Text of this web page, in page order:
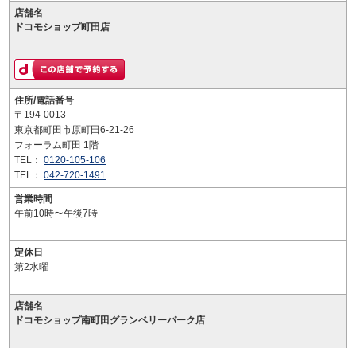
店舗名
ドコモショップ町田店
住所/電話番号
〒194-0013
東京都町田市原町田6-21-26
フォーラム町田 1階
TEL： 0120-105-106
TEL： 042-720-1491
営業時間
午前10時〜午後7時
定休日
第2水曜
店舗名
ドコモショップ南町田グランベリーパーク店